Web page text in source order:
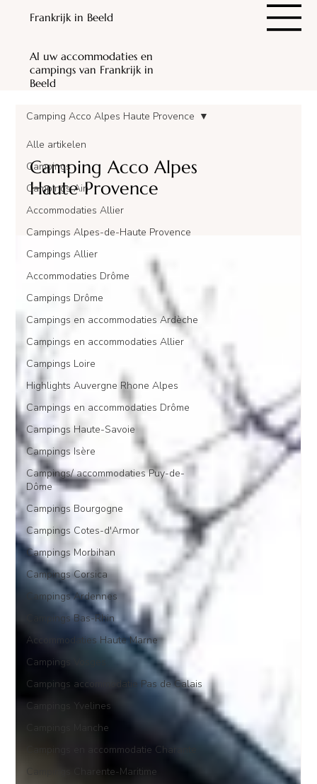
Frankrijk in Beeld
Al uw accommodaties en
campings van Frankrijk in
Beeld
Alle artikelen
Campings
Campings Ain
Accommodaties Allier
Campings Alpes-de-Haute Provence
Campings Allier
Accommodaties Drôme
Campings Drôme
Campings en accommodaties Ardèche
Campings en accommodaties Allier
Campings Loire
Highlights Auvergne Rhone Alpes
Campings en accommodaties Drôme
Campings Haute-Savoie
Campings Isère
Campings/ accommodaties Puy-de-
Dôme
Campings Bourgogne
Campings Cotes-d'Armor
Campings Morbihan
Campings Corsica
Campings Ardennes
Campings Bas-Rhin
Accommodaties Haute Marne
Campings Vosges
Campings accommodatie Pas de Calais
Campings Yvelines
Campings Manche
Campings en accommodatie Charante
Campings Charente-Maritime
Camping Acco Alpes Haute Provence
Camping Acco Alpes
Haute Provence